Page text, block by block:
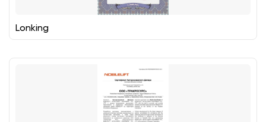
Lonking